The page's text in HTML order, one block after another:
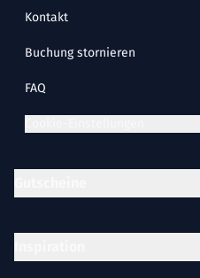
Kontakt
Buchung stornieren
FAQ